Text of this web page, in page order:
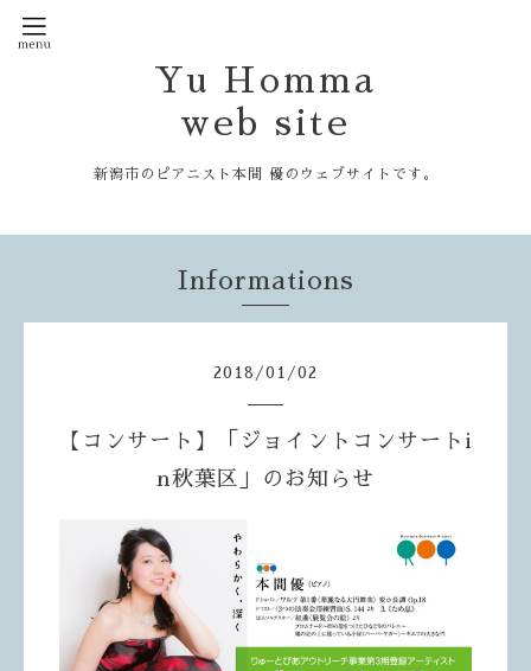
Yu Homma
web site
新潟市のピアニスト本間 優のウェブサイトです。
Informations
2018 /01 /02
【コンサート】「ジョイントコンサートi
n秋葉区」のお知らせ